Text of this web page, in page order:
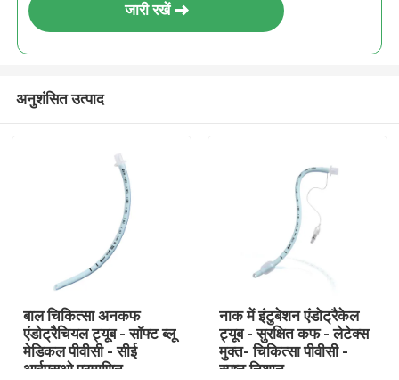
जारी रखें
अनुशंसित उत्पाद
बाल चिकित्सा अनकफ
एंडोट्रैचियल ट्यूब - सॉफ्ट ब्लू
मेडिकल पीवीसी - सीई
आईएसओ प्रमाणित
नाक में इंटुबेशन एंडोट्रैकेल
ट्यूब - सुरक्षित कफ - लेटेक्स
मुक्त- चिकित्सा पीवीसी -
स्पष्ट निशान